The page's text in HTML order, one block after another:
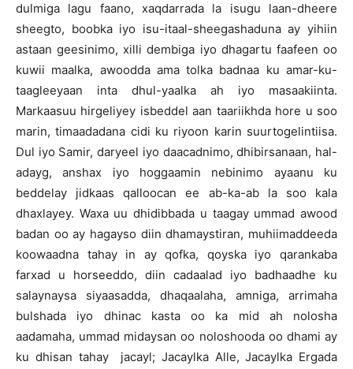
dulmiga lagu faano, xaqdarrada la isugu laan-dheere
sheegto, boobka iyo isu-itaal-sheegashaduna ay yihiin
astaan geesinimo, xilli dembiga iyo dhagartu faafeen oo
kuwii maalka, awoodda ama tolka badnaa ku amar-ku-
taagleeyaan inta dhul-yaalka ah iyo masaakiinta.
Markaasuu hirgeliyey isbeddel aan taariikhda hore u soo
marin, timaadadana cidi ku riyoon karin suurtogelintiisa.
Dul iyo Samir, daryeel iyo daacadnimo, dhibirsanaan, hal-
adayg, anshax iyo hoggaamin nebinimo ayaanu ku
beddelay jidkaas qalloocan ee ab-ka-ab la soo kala
dhaxlayey. Waxa uu dhidibbada u taagay ummad awood
badan oo ay hagayso diin dhamaystiran, muhiimaddeeda
koowaadna tahay in ay qofka, qoyska iyo qarankaba
farxad u horseeddo, diin cadaalad iyo badhaadhe ku
salaynaysa siyaasadda, dhaqaalaha, amniga, arrimaha
bulshada iyo dhinac kasta oo ka mid ah nolosha
aadamaha, ummad midaysan oo noloshooda oo dhami ay
ku dhisan tahay jacayl; Jacaylka Alle, Jacaylka Ergada